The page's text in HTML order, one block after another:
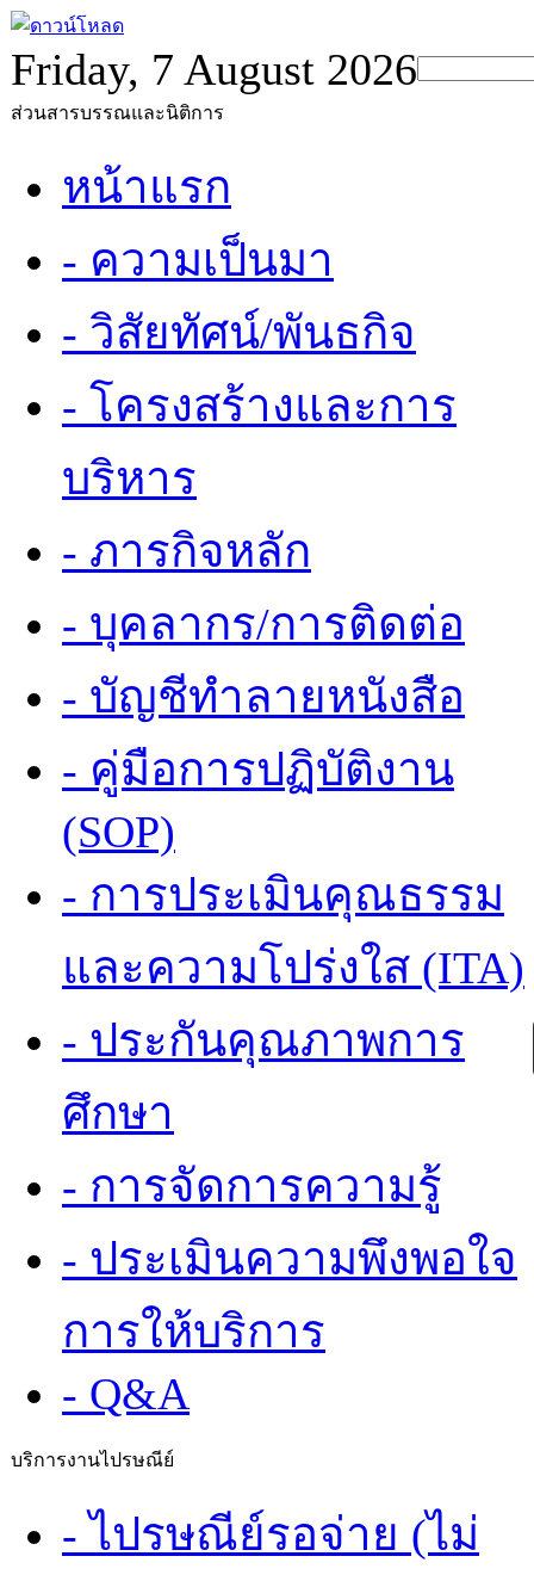
Friday, 7 August 2026
ส่วนสารบรรณและนิติการ
หน้าแรก
- ความเป็นมา
- วิสัยทัศน์/พันธกิจ
- โครงสร้างและการ
บริหาร
- ภารกิจหลัก
- บุคลากร/การติดต่อ
- บัญชีทำลายหนังสือ
- คู่มือการปฏิบัติงาน
(SOP)
- การประเมินคุณธรรม
และความโปร่งใส (ITA)
- ประกันคุณภาพการ
ศึกษา
- การจัดการความรู้
- ประเมินความพึงพอใจ
การให้บริการ
- Q&A
บริการงานไปรษณีย์
- ไปรษณีย์รอจ่าย (ไม่